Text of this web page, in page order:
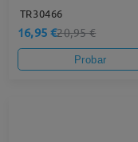
TR30466
16,95 €20,95 €
Probar